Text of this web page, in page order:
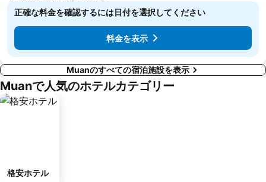
正確な料金を確認するには日付を選択してください
料金を表示
Muanのすべての宿泊施設を表示
Muanで人気のホテルカテゴリー
格安ホテル